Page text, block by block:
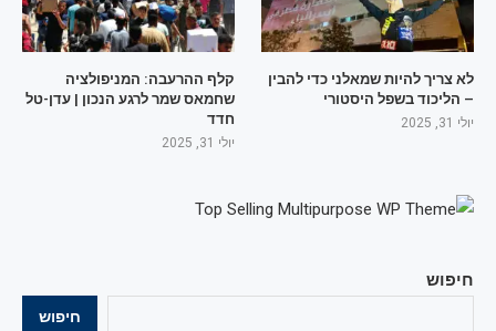
חיפוש
חיפוש
לא צריך להיות שמאלני כדי להבין
– הליכוד בשפל היסטורי
יולי 31, 2025
קלף ההרעבה: המניפולציה
שחמאס שמר לרגע הנכון | עדן-טל
חדד
יולי 31, 2025